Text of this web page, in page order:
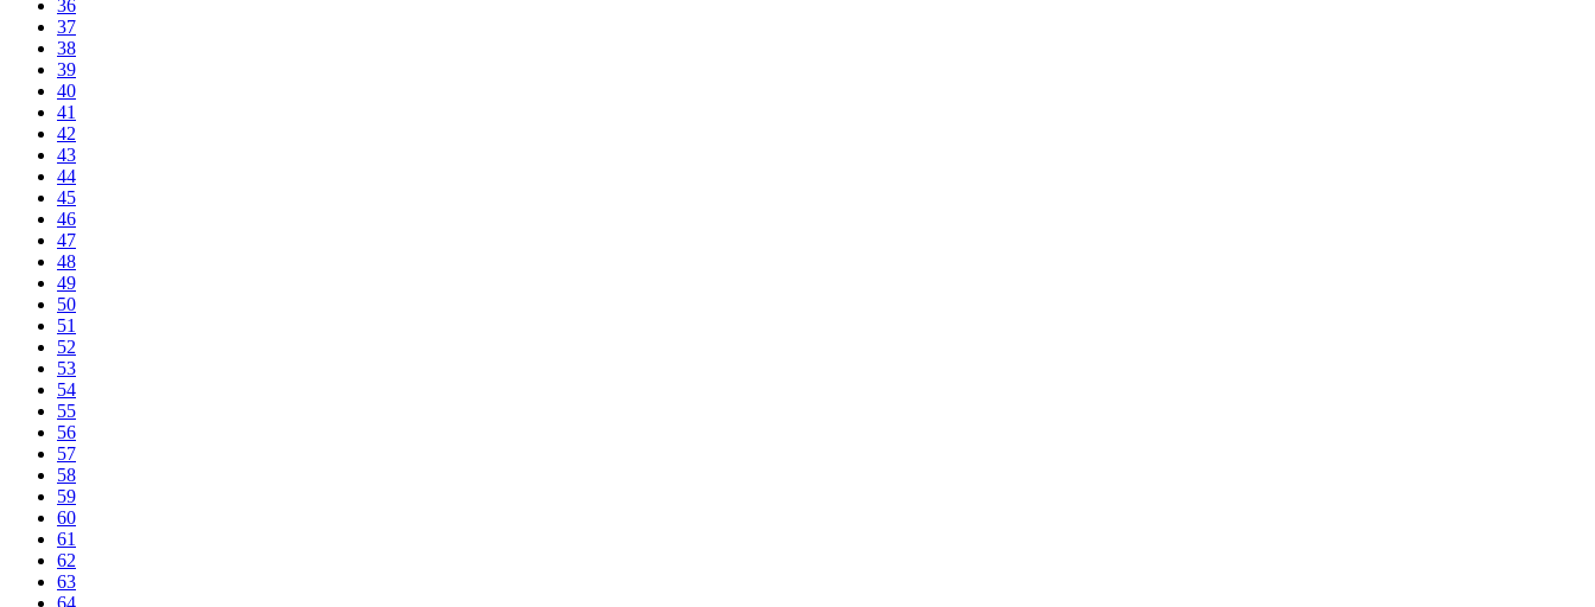
36
37
38
39
40
41
42
43
44
45
46
47
48
49
50
51
52
53
54
55
56
57
58
59
60
61
62
63
64